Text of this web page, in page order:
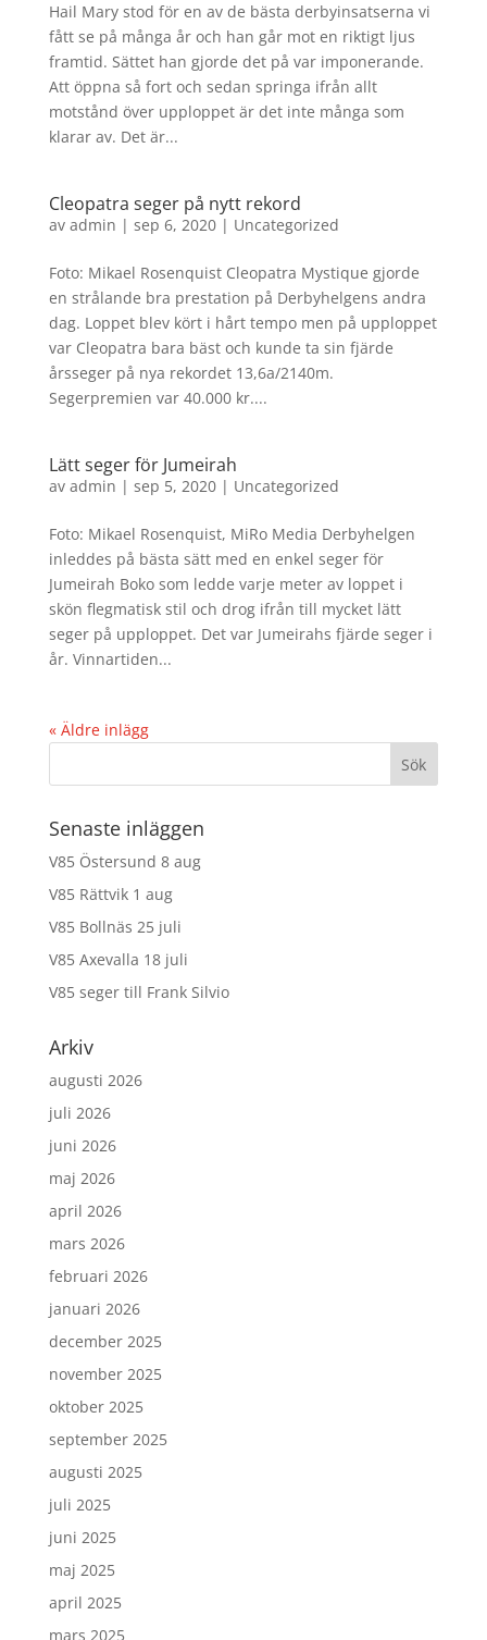
Hail Mary stod för en av de bästa derbyinsatserna vi
fått se på många år och han går mot en riktigt ljus
framtid. Sättet han gjorde det på var imponerande.
Att öppna så fort och sedan springa ifrån allt
motstånd över upploppet är det inte många som
klarar av. Det är...
Cleopatra seger på nytt rekord
av admin | sep 6, 2020| Uncategorized
Foto: Mikael Rosenquist Cleopatra Mystique gjorde
en strålande bra prestation på Derbyhelgens andra
dag. Loppet blev kört i hårt tempo men på upploppet
var Cleopatra bara bäst och kunde ta sin fjärde
årsseger på nya rekordet 13,6a/2140m.
Segerpremien var 40.000 kr....
Lätt seger för Jumeirah
av admin | sep 5, 2020| Uncategorized
Foto: Mikael Rosenquist, MiRo Media Derbyhelgen
inleddes på bästa sätt med en enkel seger för
Jumeirah Boko som ledde varje meter av loppet i
skön flegmatisk stil och drog ifrån till mycket lätt
seger på upploppet. Det var Jumeirahs fjärde seger i
år. Vinnartiden...
« Äldre inlägg
Senaste inläggen
V85 Östersund 8 aug
V85 Rättvik 1 aug
V85 Bollnäs 25 juli
V85 Axevalla 18 juli
V85 seger till Frank Silvio
Arkiv
augusti 2026
juli 2026
juni 2026
maj 2026
april 2026
mars 2026
februari 2026
januari 2026
december 2025
november 2025
oktober 2025
september 2025
augusti 2025
juli 2025
juni 2025
maj 2025
april 2025
mars 2025